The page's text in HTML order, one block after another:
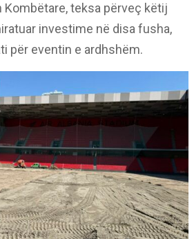
Kombëtare, teksa përveç këtij
investime në disa fusha,
për eventin e ardhshëm.